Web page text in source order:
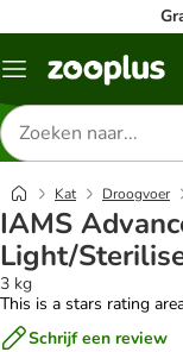
Menu
Zoeken
naar
producten
Kat Droogvoer
IAMS
Light/
3 kg
This is a stars rating
Schrijf een review